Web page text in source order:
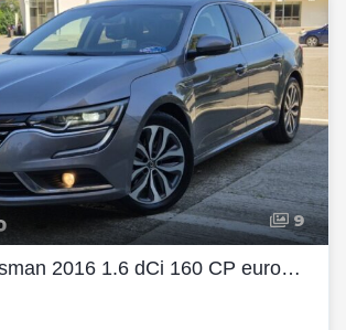
9
Renault Talisman 2016 1.6 dCi 160 CP euro 6 automata